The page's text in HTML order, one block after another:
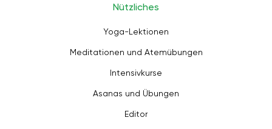
Nützliches
Yoga-Lektionen
Meditationen und Atemübungen
Intensivkurse
Asanas und Übungen
Editor